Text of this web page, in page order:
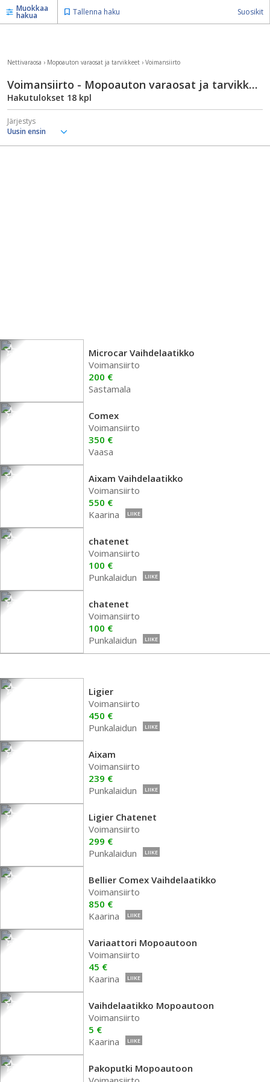
Muokkaa
hakua Tallenna haku Suosikit
Nettivaraosa › Mopoauton varaosat ja tarvikkeet › Voimansiirto
Voimansiirto - Mopoauton varaosat ja tarvikkeet
Hakutulokset 18 kpl
Järjestys
Microcar Vaihdelaatikko
Voimansiirto
200 €
Sastamala
Comex
Voimansiirto
350 €
Vaasa
Aixam Vaihdelaatikko
Voimansiirto
550 €
Kaarina
LIIKE
chatenet
Voimansiirto
100 €
Punkalaidun
LIIKE
chatenet
Voimansiirto
100 €
Punkalaidun
LIIKE
Ligier
Voimansiirto
450 €
Punkalaidun
LIIKE
Aixam
Voimansiirto
239 €
Punkalaidun
LIIKE
Ligier Chatenet
Voimansiirto
299 €
Punkalaidun
LIIKE
Bellier Comex Vaihdelaatikko
Voimansiirto
850 €
Kaarina
LIIKE
Variaattori Mopoautoon
Voimansiirto
45 €
Kaarina
LIIKE
Vaihdelaatikko Mopoautoon
Voimansiirto
5 €
Kaarina
LIIKE
Pakoputki Mopoautoon